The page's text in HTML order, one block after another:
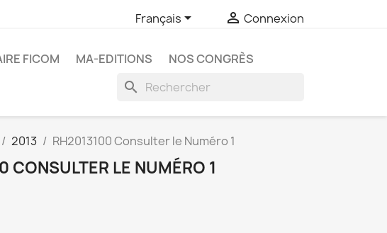
Français  Connexion
FICOM MA-EDITIONS NOS CONGRÈS
search
2013 RH2013100 Consulter le Numéro 1
CONSULTER LE NUMÉRO 1